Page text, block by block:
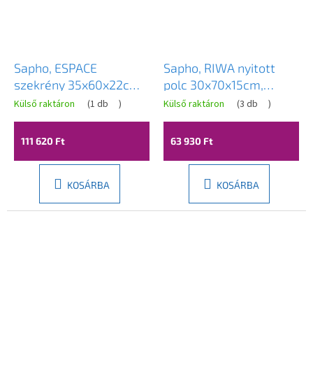
Sapho, ESPACE
szekrény 35x60x22cm,
1x ajtó, bal/jobb,
Alabama tölgy, ESC430-
2222
Külső raktáron (1 db )
111 620 Ft
KOSÁRBA
Sapho, RIWA nyitott
polc 30x70x15cm,
Alabama tölgy,
RIW300-0022
Külső raktáron (3 db )
63 930 Ft
KOSÁRBA